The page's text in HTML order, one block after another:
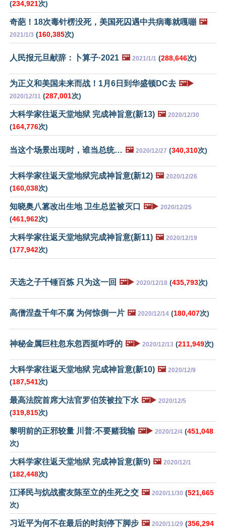
(234,921次)
奇葩！18次毒针楞没死，美国死囚遇中共病毒就嘎嘣 🖼️
2021/1/3 (160,385次)
人民报元旦献辞：卜算子·2021 🖼️ 2021/1/1 (288,646次)
为正义和美国未来而战！1月6日到华盛顿DC去 🖼️▶️
2020/12/31 (287,001次)
大科学家往返天堂地狱 完成神旨意(新13) 🖼️ 2020/12/30
(164,776次)
当这个场景出现时，谁当总统… 🖼️ 2020/12/27 (340,310次)
大科学家往返天堂地狱完成神旨意(新12) 🖼️ 2020/12/26
(160,038次)
知晓奥八篡改出生地 卫生总监被灭口 🖼️▶️ 2020/12/25
(461,962次)
大科学家往返天堂地狱完成神旨意(新11) 🖼️ 2020/12/19
(177,942次)
天选之子千锤百炼 只为这一回 🖼️▶️ 2020/12/18 (435,793次)
高僧涅盘千年不腐 为何惊倒一片 🖼️ 2020/12/14 (180,407次)
神秘金属巨柱忽东忽西挺咋呼的 🖼️▶️ 2020/12/13 (211,949次)
大科学家往返天堂地狱 完成神旨意(新10) 🖼️ 2020/12/9
(187,541次)
最高法院首席大法官罗伯茨被拉下水 🖼️▶️ 2020/12/5
(319,815次)
黎明前的正邪较量 川普:不要赌我输 🖼️▶️ 2020/12/4 (451,048
次)
大科学家往返天堂地狱 完成神旨意(新9) 🖼️ 2020/12/1
(182,448次)
江泽民与炕战蜜友陈至立的生死之交 🖼️ 2020/11/30 (521,665
次)
习近平为何不在最后的时刻停下脚步 🖼️ 2020/11/29 (356,294